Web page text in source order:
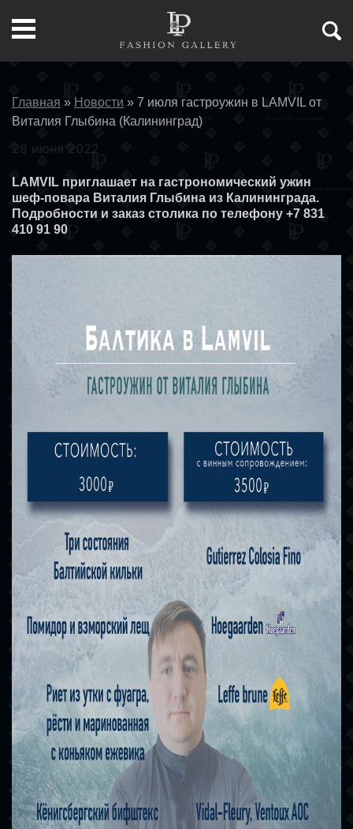
Главная » Новости » 7 июля гастроужин в LAMVIL от
Виталия Глыбина (Калининград)
28 июня 2022
LAMVIL приглашает на гастрономический ужин
шеф-повара Виталия Глыбина из Калининграда.
Подробности и заказ столика по телефону +7 831
410 91 90